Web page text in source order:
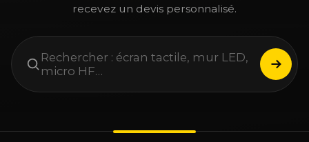
recevez un devis personnalisé.
Rechercher : écran tactile, mur LED,
micro HF…